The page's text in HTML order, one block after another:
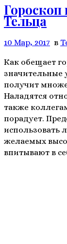
Гороскоп
Тельца
10 Мар, 2017 в
Как обещает
значительные
получит
Наладятся
также
порадует.
использовать
желаемых
впитывают в